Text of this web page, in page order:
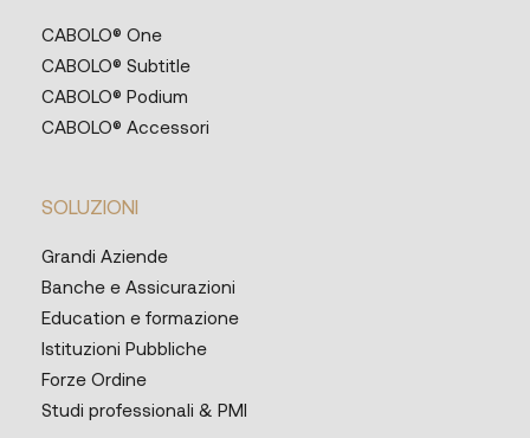
CABOLO® One
CABOLO® Subtitle
CABOLO® Podium
CABOLO® Accessori
SOLUZIONI
Grandi Aziende
Banche e Assicurazioni
Education e formazione
Istituzioni Pubbliche
Forze Ordine
Studi professionali & PMI